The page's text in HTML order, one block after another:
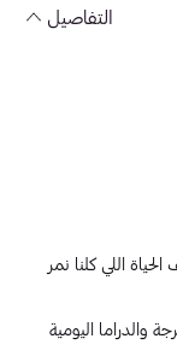
التفاصيل
اللي كلنا نمر
والدراما اليومية